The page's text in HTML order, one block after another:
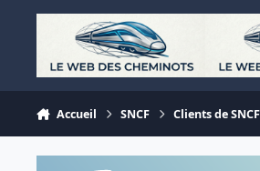
Aller au contenu
Accueil SNCF Clients de